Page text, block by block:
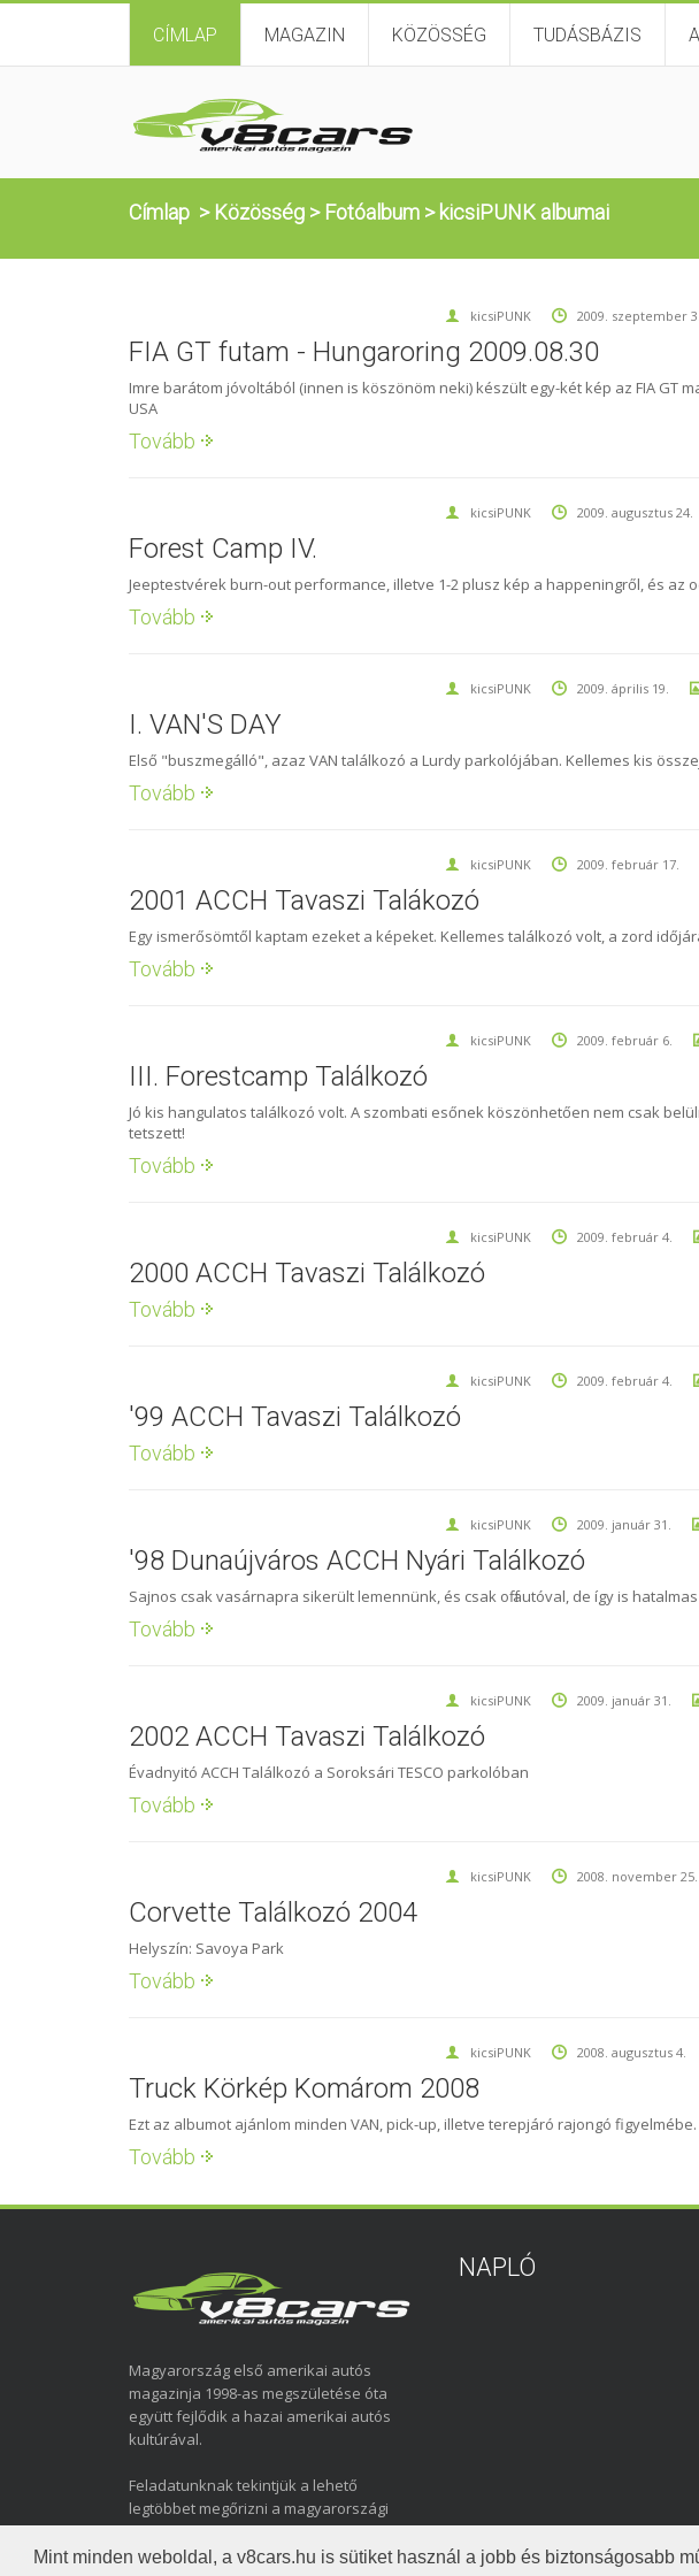
Mint minden weboldal, a v8cars.hu is sütiket használ a jobb és biztonságosabb
CÍMLAP MAGAZIN KÖZÖSSÉG TUDÁSBÁZIS
Címlap > Közösség > Fotóalbum > kicsiPUNK albumai
kicsiPUNK 2009. szeptember 3.
FIA GT futam - Hungaroring 2009.08.30
Imre barátom jóvoltából (innen is köszönöm neki) készült egy-két kép az FIA GT
USA
Tovább
kicsiPUNK 2009. augusztus 24.
Forest Camp IV.
Jeeptestvérek burn-out performance, illetve 1-2 plusz kép a happeningről, és az
Tovább
kicsiPUNK 2009. április 19.
I. VAN'S DAY
Első "buszmegálló", azaz VAN találkozó a Lurdy parkolójában. Kellemes kis
Tovább
kicsiPUNK 2009. február 17.
2001 ACCH Tavaszi Talákozó
Egy ismerősömtől kaptam ezeket a képeket. Kellemes találkozó volt, a zord
Tovább
kicsiPUNK 2009. február 6.
III. Forestcamp Találkozó
Jó kis hangulatos találkozó volt. A szombati esőnek köszönhetően nem csak
tetszett!
Tovább
kicsiPUNK 2009. február 4.
2000 ACCH Tavaszi Találkozó
Tovább
kicsiPUNK 2009. február 4.
'99 ACCH Tavaszi Találkozó
Tovább
kicsiPUNK 2009. január 31.
'98 Dunaújváros ACCH Nyári Találkozó
Sajnos csak vasárnapra sikerült lemennünk, és csak off autóval, de így is
Tovább
kicsiPUNK 2009. január 31.
2002 ACCH Tavaszi Találkozó
Évadnyitó ACCH Találkozó a Soroksári TESCO parkolóban
Tovább
kicsiPUNK 2008. november 25.
Corvette Találkozó 2004
Helyszín: Savoya Park
Tovább
kicsiPUNK 2008. augusztus 4.
Truck Körkép Komárom 2008
Ezt az albumot ajánlom minden VAN, pick-up, illetve terepjáró rajongó
Tovább
Magyarország első amerikai autós
magazinja 1998-as megszületése óta
együtt fejlődik a hazai amerikai autós
kultúrával.
Feladatunknak tekintjük a lehető
legtöbbet megőrizni a magyarországi
amerikai autózás elmúlt közel három
évtizedéről.
NAPLÓ